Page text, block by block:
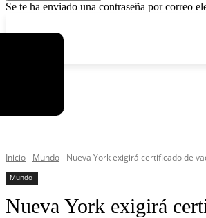
Se te ha enviado una contraseña por correo
Inicio Mundo Nueva York exigirá certificado de
Mundo
Nueva York exigirá